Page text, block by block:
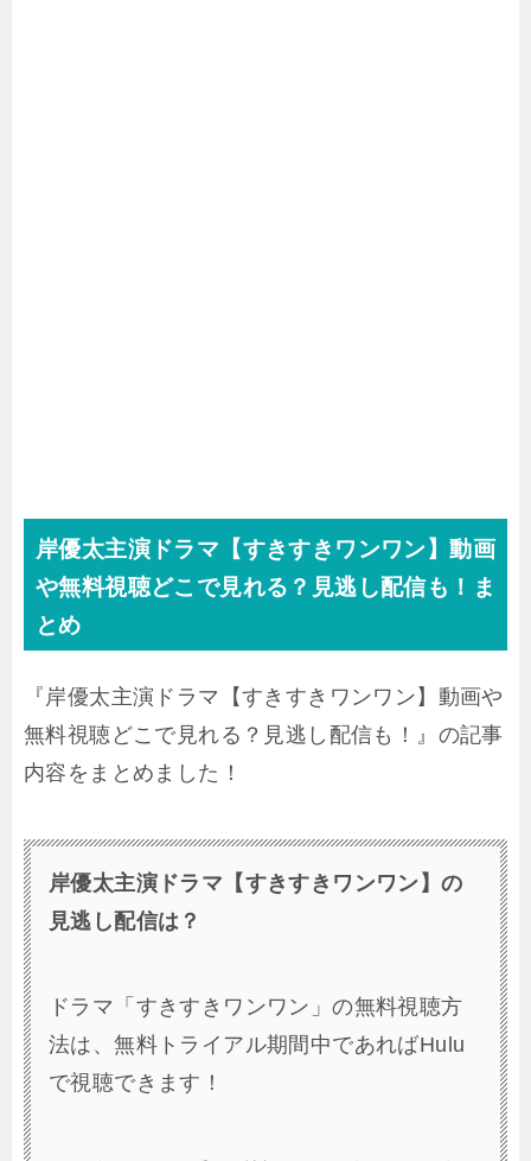
岸優太主演ドラマ【すきすきワンワン】動画
や無料視聴どこで見れる？見逃し配信も！ま
とめ
『岸優太主演ドラマ【すきすきワンワン】動画や
無料視聴どこで見れる？見逃し配信も！』の記事
内容をまとめました！
岸優太主演ドラマ【すきすきワンワン】の
見逃し配信は？
ドラマ「すきすきワンワン」の無料視聴方
法は、無料トライアル期間中であればHulu
で視聴できます！